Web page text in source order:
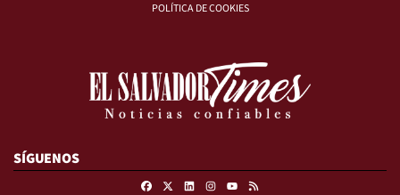
POLÍTICA DE COOKIES
SÍGUENOS
FacebookLinkedinInstagram